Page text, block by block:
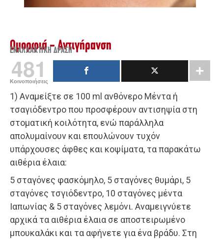
Ομορφιά - Αντιγήρανση
ΕΝΑΛΛΑΚΤΙΚΉ ΔΡΆΣΗ
481
Κοινοποιήσεις
1) Αναμείξτε σε 100 ml ανθόνερο Μέντα ή
τσαγιόδεντρο που προσφέρουν αντισηψία στη
στοματική κοιλότητα, ενώ παράλληλα
απολυμαίνουν και επουλώνουν τυχόν
υπάρχουσες άφθες και κοψίματα, τα παρακάτω
αιθέρια έλαια:
5 σταγόνες φασκόμηλο, 5 σταγόνες θυμάρι, 5
σταγόνες τσγιόδεντρο, 10 σταγόνες μέντα
Ιαπωνίας & 5 σταγόνες λεμόνι. Αναμειγνύετε
αρχικά τα αιθέρια έλαια σε αποστειρωμένο
μπουκαλάκι και τα αφήνετε για ένα βράδυ. Στη